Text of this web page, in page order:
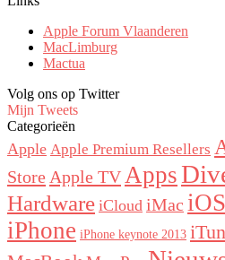
Apple Forum Vlaanderen
MacLimburg
Mactua
Volg ons op Twitter
Mijn Tweets
Categorieën
Apple Apple Premium Resellers
Store Apple TVApps
Hardware iCloud iMac iOS
iPhone iPhone keynote 2013